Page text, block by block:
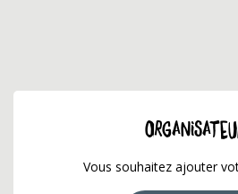
Vous souhaitez ajouter